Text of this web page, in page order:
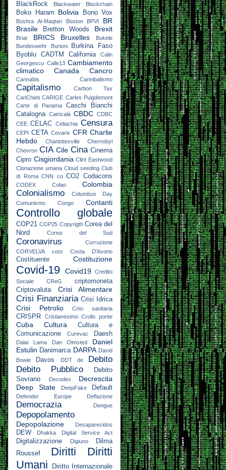
BlackRock
Blackwater Blockchain
Boko Haram Bolivia Bono Vox
Boshra Al-Maqtari Boston BPVI
BR
Brasile
Bretton Woods Brexit
Briar BRICS Bruxelles
Bukele
Bundeswehr
Burioni
Burkina Faso
Byoblu
CADTM California
Calin
Georgescu Calle13 Cambiamento
climatico
Canada Cancro
Cannabis Cannibalismo
Capitalismo
Carbon Tax
CariChieti CARIGE Carles Puigdemont
Carte di Panama
Caschi Bianchi
Catalogna Catricalà CBDC CDBC
CEE CELAC Celiachia Censura
CEPI CETA Cevarix CFR Charlie
Hebdo
Charlottesville
Chernobyl
Chevron CIA Cile Cina Cinema
Cipro Cisgiordania Clint Eastwood
Clonazione umana Cloud seeding Club
di Roma CNN co CO2 Codacons
CODEX Colao Colombia
Colonialismo
Columbus Day
Comunismo
Congo Contanti
Controllo globale
COP21 COP25 Copyrigth Corea del
Nord
Corea del Sud
Coronavirus
Corruzione
CORVELVA
cost Costa D'Avorio
Costituente Costituzione
Covid-19 Covid19
Credito
Sociale
CReG
criptomoneta
Criptovaluta
Crisi Alimentare
Crisi Finanziaria Crisi Idrica
Crisi Petrolio Crisi sanitaria
CRISPR Cristianesimo Crollo ponte
Cuba Cultura
Cultura e
Comunicazione
Curevac Daesh
Dalai Lama Dan Olmsted
Daniel
Estulin Danimarca DARPA David
Bowie
Davos DDT de
Debito
Debito Pubblico
Debito
Sovrano
Decodex
Decrescita
Deep State
DeepFake Default
Defender Europe Deflazione
Democrazia Dengue
Depopolamento
Depopolazione Desaparecidos
DEW Dhakka Digital Service Act
Digitalizzazione Digiuno
Dilma
Roussef
Diritti
Diritti
Umani
Diritto Internazionale